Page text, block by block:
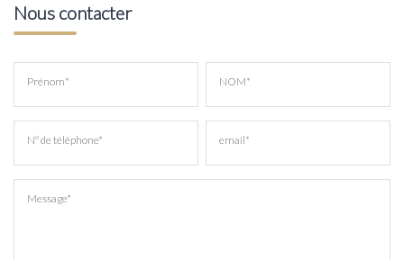
Nous contacter
Prénom* NOM*
N° de téléphone* email*
Message*